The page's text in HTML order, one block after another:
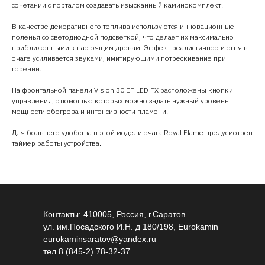
сочетании с порталом создавать изысканный каминокомплект.
В качестве декоративного топлива используются инновационные
поленья со светодиодной подсветкой, что делает их максимально
приближенными к настоящим дровам. Эффект реалистичности огня в
очаге усиливается звуками, имитирующими потрескивание при
горении.
На фронтальной панели Vision 30 EF LED FX расположены кнопки
управления, с помощью которых можно задать нужный уровень
мощности обогрева и интенсивности пламени.
Для большего удобства в этой модели очага Royal Flame предусмотрен
таймер работы устройства.
Контакты: 410005, Россия, г.Саратов
ул. им.Посадского И.Н. д 180/198, Eurokamin
eurokaminsaratov@yandex.ru
тел 8 (845-2) 78-32-37